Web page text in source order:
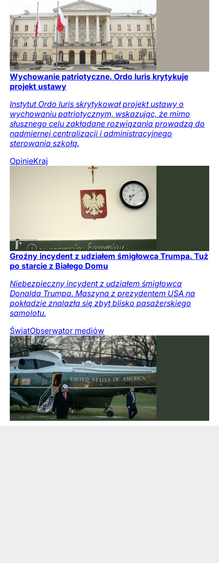
Wychowanie patriotyczne. Ordo Iuris krytykuje
projekt ustawy
Instytut Ordo Iuris skrytykował projekt ustawy o
wychowaniu patriotycznym, wskazując, że mimo
słusznego celu zakładane rozwiązania prowadzą do
nadmiernej centralizacji i administracyjnego
sterowania szkołą.
OpinieKraj
Groźny incydent z udziałem śmigłowca Trumpa. Tuż
po starcie z Białego Domu
Niebezpieczny incydent z udziałem śmigłowca
Donalda Trumpa. Maszyna z prezydentem USA na
pokładzie znalazła się zbyt blisko pasażerskiego
samolotu.
ŚwiatObserwator mediów